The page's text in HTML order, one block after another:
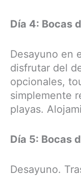
Día 4: Bocas
Desayuno en
disfrutar del
opcionales,
simplemente
playas.
Día 5: Bocas
Desayuno.